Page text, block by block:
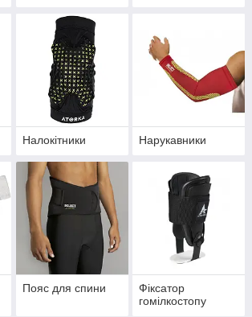
Налокітники Нарукавники
Пояс для спини
Фіксатор
гомілкостопу